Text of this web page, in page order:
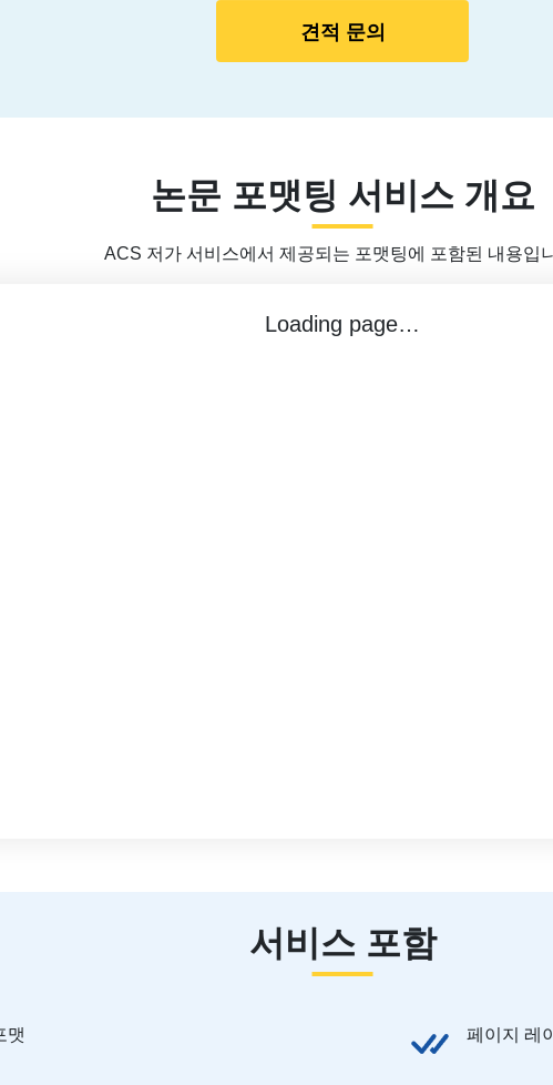
견적 문의
논문 포맷팅 서비스 개요
ACS 저가 서비스에서 제공되는 포맷팅에 포함된 내용입
Loading page…
서비스 포함
맷 페이지 레